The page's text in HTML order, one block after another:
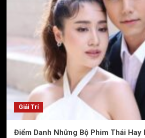
Giải Trí
Điểm Danh Những Bộ Phim Thái